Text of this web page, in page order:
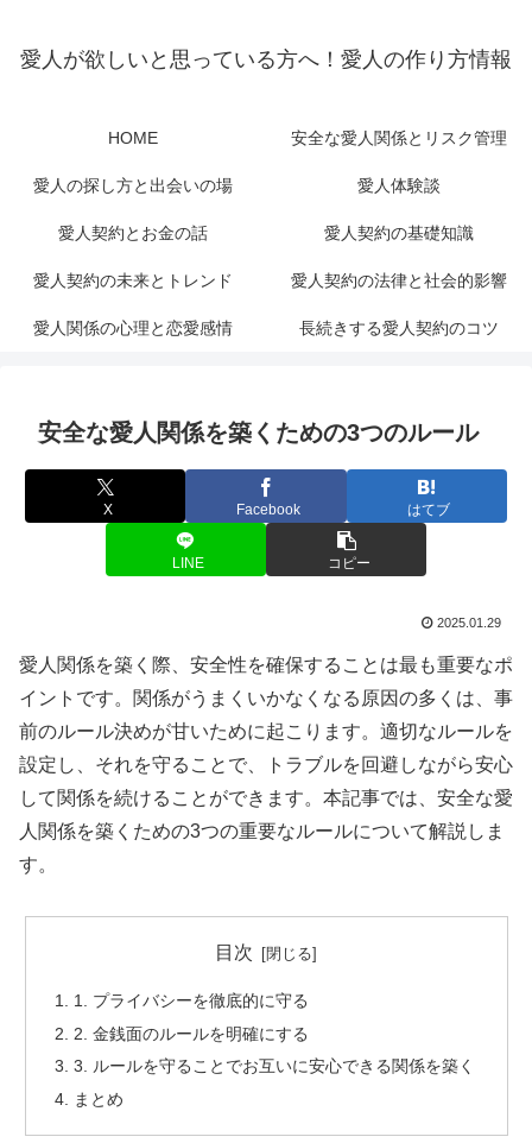
愛人が欲しいと思っている方へ！愛人の作り方情報
HOME 安全な愛人関係とリスク管理
愛人の探し方と出会いの場 愛人体験談
愛人契約とお金の話 愛人契約の基礎知識
愛人契約の未来とトレンド 愛人契約の法律と社会的影響
愛人関係の心理と恋愛感情 長続きする愛人契約のコツ
安全な愛人関係を築くための3つのルール
X Facebook はてブ
LINE コピー
2025.01.29
愛人関係を築く際、安全性を確保することは最も重要なポ
イントです。関係がうまくいかなくなる原因の多くは、事
前のルール決めが甘いために起こります。適切なルールを
設定し、それを守ることで、トラブルを回避しながら安心
して関係を続けることができます。本記事では、安全な愛
人関係を築くための3つの重要なルールについて解説しま
す。
目次
1. プライバシーを徹底的に守る
2. 金銭面のルールを明確にする
3. ルールを守ることでお互いに安心できる関係を築く
まとめ